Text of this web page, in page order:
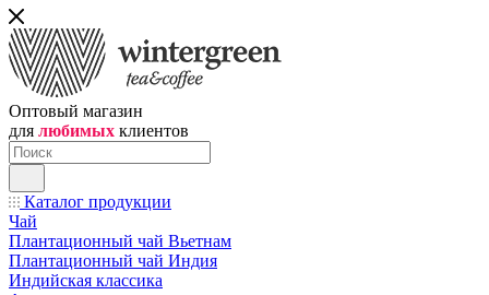
Оптовый магазин
для любимых клиентов
Каталог продукции
Чай
Плантационный чай Вьетнам
Плантационный чай Индия
Индийская классика